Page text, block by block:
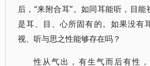
后，“来附合耳”。如同耳能听，目
是耳、目、心所固有的。如果没有
视、听与思之性能够存在吗？
性从气出，有生气而后有性